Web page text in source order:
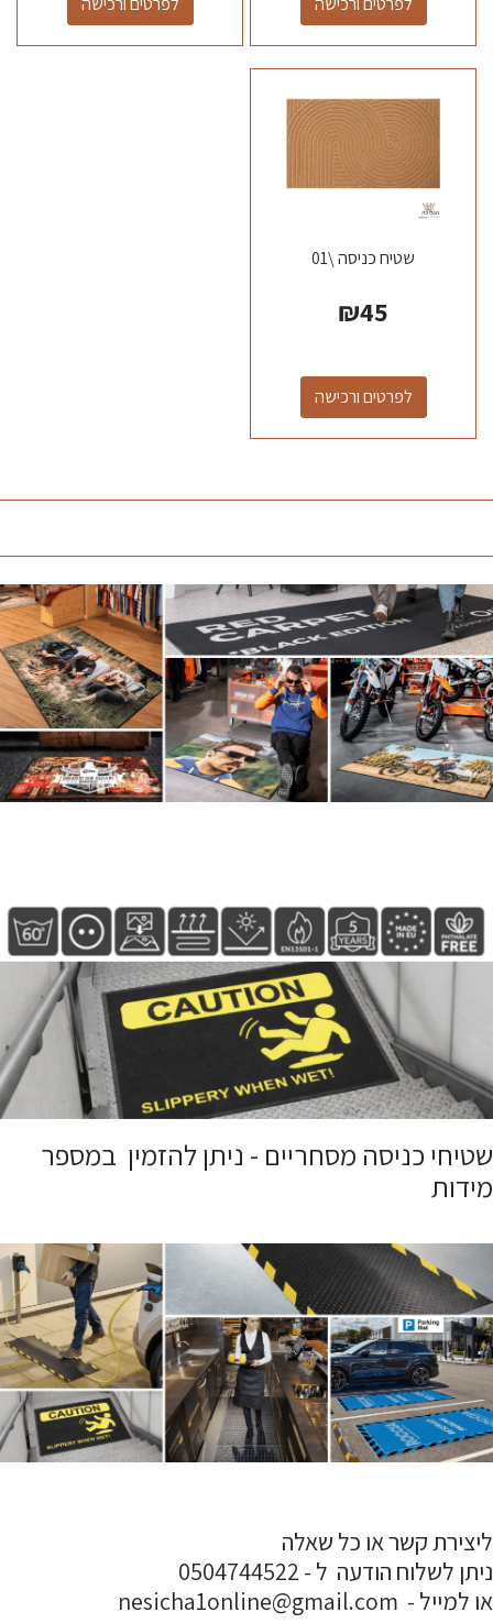
שטיח כניסה \01
₪45
לפרטים ורכישה
שטיחי כניסה מסחריים - ניתן להזמין במספר
מידות
ליצירת קשר או כל שאלה
ניתן לשלוח הודעה ל - 0504744522
או למייל - nesicha1online@gmail.com